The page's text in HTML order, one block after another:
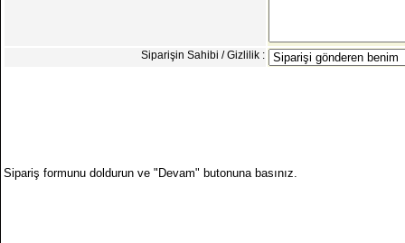
Siparişin Sahibi / Gizlilik :
Sipariş formunu doldurun ve "Devam" butonuna basınız.